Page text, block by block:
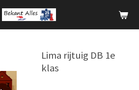
Lima rijtuig DB 1e
klas